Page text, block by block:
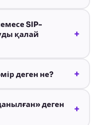
SIP-
қалай
+
деген не? +
деген
+